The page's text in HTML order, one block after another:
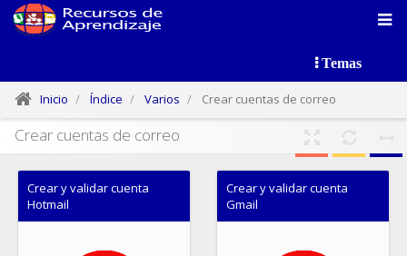
Temas
Inicio Índice Varios Crear cuentas de correo
Crear cuentas de correo
Crear y validar cuenta
Hotmail
Crear y validar cuenta
Gmail